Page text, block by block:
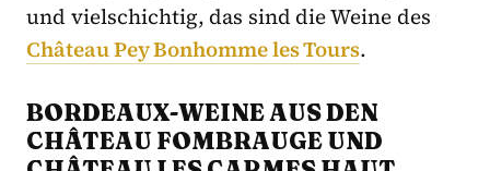
und vielschichtig, das sind die Weine des
Château Pey Bonhomme les Tours.
BORDEAUX-WEINE AUS DEN
CHÂTEAU FOMBRAUGE UND